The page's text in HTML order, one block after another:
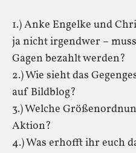
1.) Anke Engelke und
ja nicht irgendwer –
Gagen bezahlt werden?
2.) Wie sieht das
auf Bildblog?
3.) Welche
Aktion?
4.) Was erhofft ihr euch